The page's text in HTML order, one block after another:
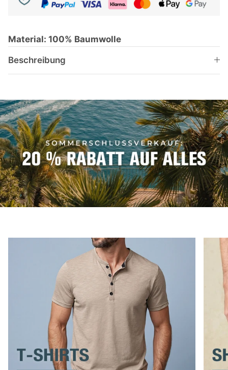
Material: 100% Baumwolle
Beschreibung